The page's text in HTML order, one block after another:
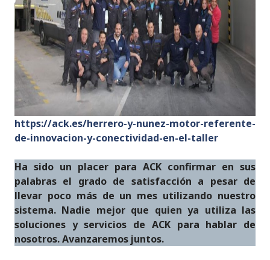
https://ack.es/herrero-y-nunez-motor-referente-
de-innovacion-y-conectividad-en-el-taller
Ha sido un placer para ACK confirmar en sus
palabras el grado de satisfacción a pesar de
llevar poco más de un mes utilizando nuestro
sistema. Nadie mejor que quien ya utiliza las
soluciones y servicios de ACK para hablar de
nosotros.Avanzaremos juntos.